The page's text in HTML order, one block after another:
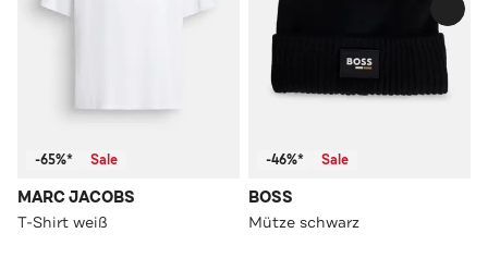
-65%* Sale
MARC JACOBS
T-Shirt weiß
-46%* Sale
BOSS
Mütze schwarz